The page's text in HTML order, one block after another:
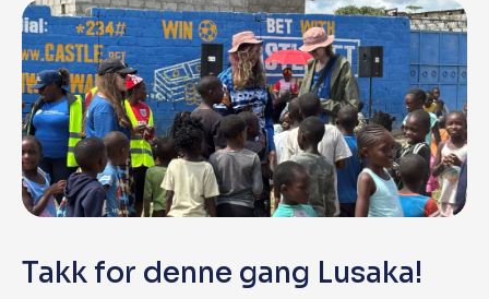
Takk for denne gang Lusaka!